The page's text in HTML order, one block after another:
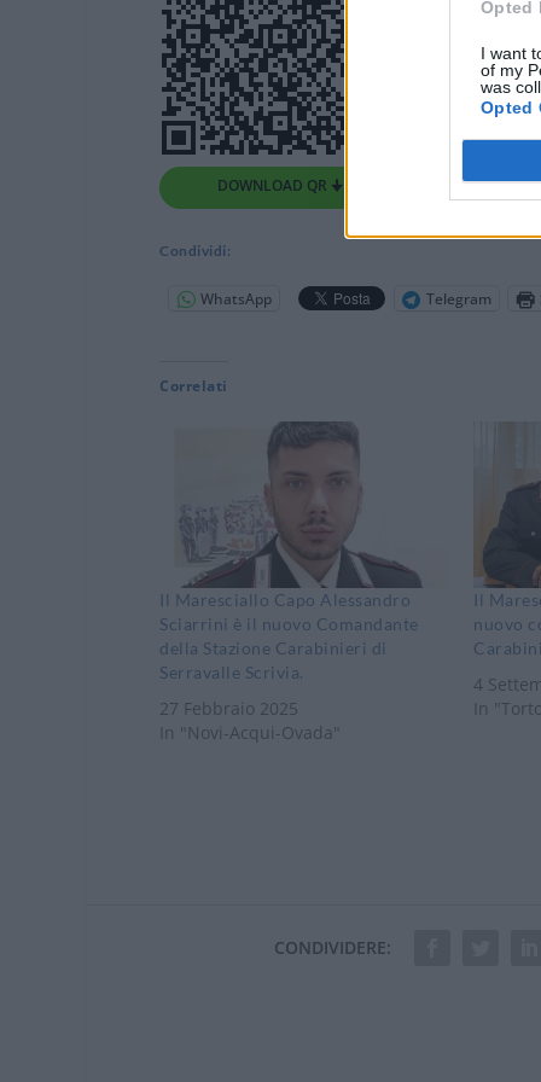
Opted
I want
of my
was
Opted
DOWNLOAD QR 🠋
Condividi:
WhatsApp Telegram
Correlati
Il Maresciallo Capo Alessandro
Sciarrini è il nuovo Comandante
della Stazione Carabinieri di
Serravalle Scrivia.
27 Febbraio 2025
In "Novi-Acqui-Ovada"
Il
nuovo
4
In
CONDIVIDERE: